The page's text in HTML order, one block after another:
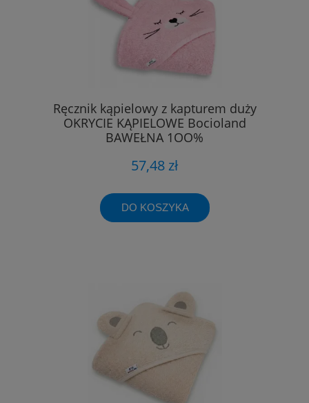
Ręcznik kąpielowy z kapturem duży
OKRYCIE KĄPIELOWE Bocioland
BAWEŁNA 1OO%
57,48 zł
DO KOSZYKA